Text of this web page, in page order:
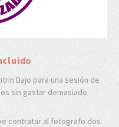
Bajo para una sesión de
sin gastar demasiado
contratar al fotografo dos